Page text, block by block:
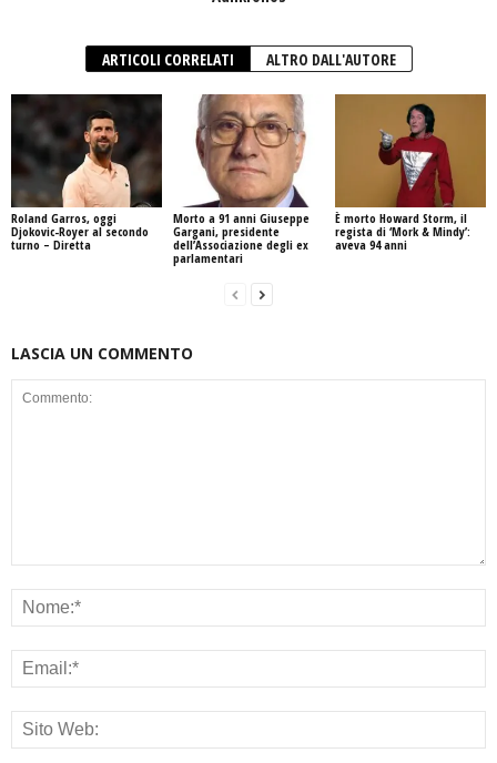
ARTICOLI CORRELATI ALTRO DALL'AUTORE
Roland Garros, oggi
Djokovic-Royer al secondo
turno – Diretta
Morto a 91 anni Giuseppe
Gargani, presidente
dell’Associazione degli ex
parlamentari
È morto Howard Storm, il
regista di ‘Mork & Mindy’:
aveva 94 anni
LASCIA UN COMMENTO